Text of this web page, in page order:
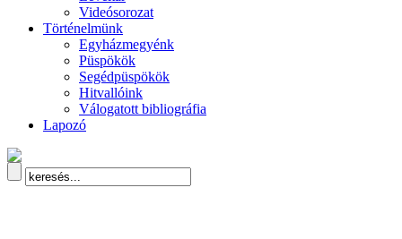
Videósorozat
Történelmünk
Egyházmegyénk
Püspökök
Segédpüspökök
Hitvallóink
Válogatott bibliográfia
Lapozó